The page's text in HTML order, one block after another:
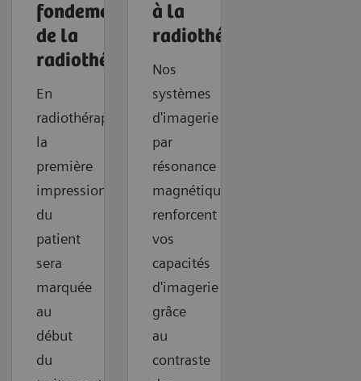
fondement
de la
radiothérapie
En
radiothérapie,
la
première
impression
du
patient
sera
marquée
au
début
du
à la
radiothérapie
Nos
systèmes
d'imagerie
par
résonance
magnétique
renforcent
vos
capacités
d'imagerie
grâce
au
contraste